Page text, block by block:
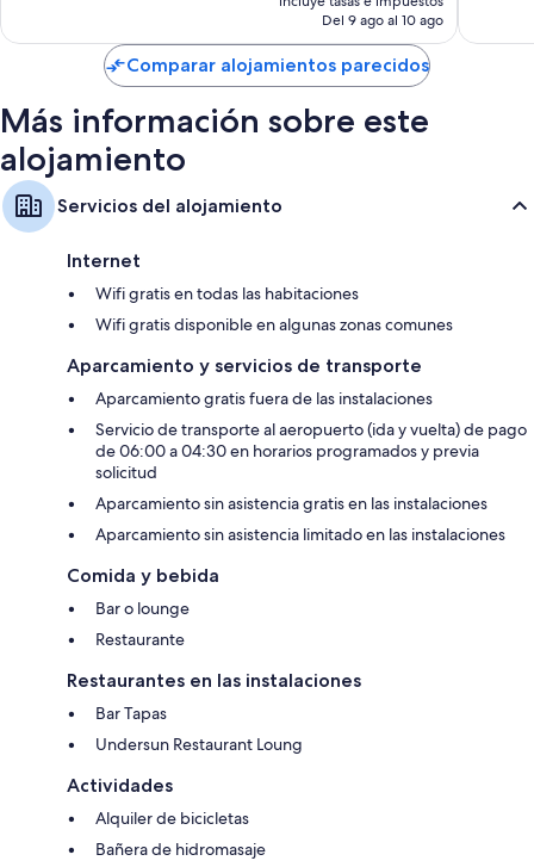
Bidés, bañeras o duchas y secadores de pelo
Cocinas, frigoríficos o congeladores grandes y lavavajillas
actual
de
75 €
Del 9 ago al 10 ago
Comparar alojamientos parecidos
Más información sobre este
alojamiento
Servicios del alojamiento
Internet
Wifi gratis en todas las habitaciones
Wifi gratis disponible en algunas zonas comunes
Aparcamiento y servicios de transporte
Aparcamiento gratis fuera de las instalaciones
Servicio de transporte al aeropuerto (ida y vuelta) de pago
de 06:00 a 04:30 en horarios programados y previa
solicitud
Aparcamiento sin asistencia gratis en las instalaciones
Aparcamiento sin asistencia limitado en las instalaciones
Comida y bebida
Bar o lounge
Restaurante
Restaurantes en las instalaciones
Bar Tapas
Undersun Restaurant Loung
Actividades
Alquiler de bicicletas
Bañera de hidromasaje